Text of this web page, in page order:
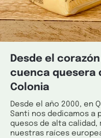
Desde el
cuenca quesera
Colonia
Desde el año 2000, en
Santi nos dedicamos a
quesos de alta calidad,
nuestras raíces